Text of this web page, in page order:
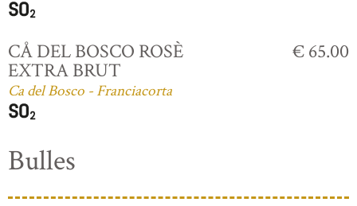
CÅ DEL BOSCO ROSÈ
EXTRA BRUT
Ca del Bosco - Franciacorta
€ 65.00
Bulles